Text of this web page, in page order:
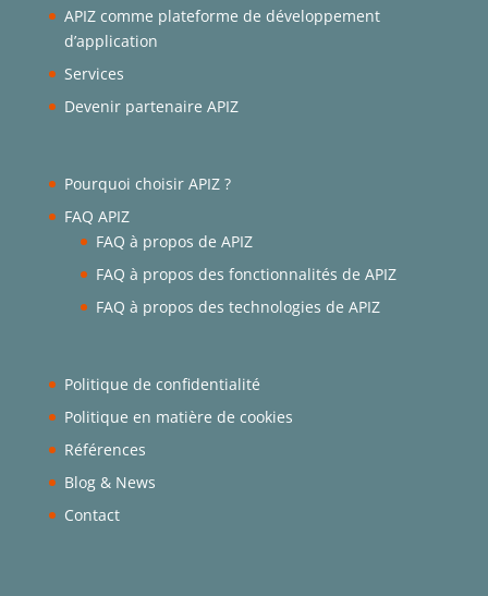
APIZ comme plateforme de développement
d’application
Services
Devenir partenaire APIZ
Pourquoi choisir APIZ ?
FAQ APIZ
FAQ à propos de APIZ
FAQ à propos des fonctionnalités de APIZ
FAQ à propos des technologies de APIZ
Politique de confidentialité
Politique en matière de cookies
Références
Blog & News
Contact